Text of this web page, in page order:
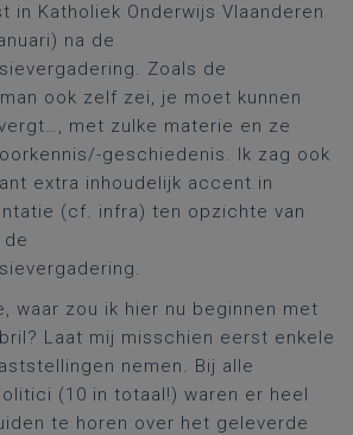
in Katholiek Onderwijs Vlaanderen
na de
Zoals de
ook zelf zei, je moet kunnen
met zulke materie en ze
geschiedenis. Ik zag ook
extra inhoudelijk accent in
(cf. infra) ten opzichte van
waar zou ik hier nu beginnen met
Laat mij misschien eerst enkele
nemen. Bij alle
(10 in totaal!) waren er heel
te horen over het geleverde